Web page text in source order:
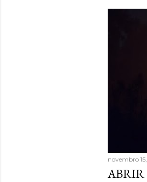
novembro